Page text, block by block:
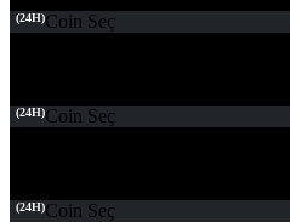
(24H)Coin Seç
(24H)Coin Seç
(24H)Coin Seç